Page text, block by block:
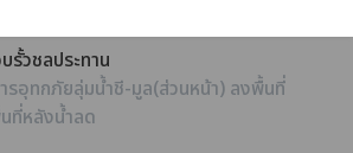
รั้วชลประทาน
รอุทกภัยลุ่มน้ำชี-มูล(ส่วนหน้า) ลงพื้นที่
ที่หลังน้ำลด